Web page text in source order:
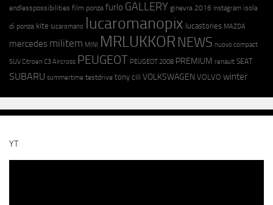
endlesspossibilities film ponza furlo GALLERY ginevra 2016 instagram isola
di ponza kite lucaromano lucaromanopix lucastories MAZDA
mercedes militem MINI MRLUKKOR NEWS nuovo compact
SUV Citroen C3 Aircross PEUGEOT PEUGEOT 2008 PREMIUM renault SEAT
SUBARU summertime testdrive tony cili VOLKSWAGEN VOLVO winter
YT